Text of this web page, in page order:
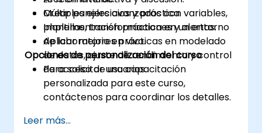
Crear paneles avanzados con variables,
plantillas, transformaciones y alertas.
Aplicar mejores prácticas en modelado
de datos, ajuste de rendimiento y control
de acceso de usuarios.
Múltiples ejercicios y práctica.
Implementación práctica en un entorno
de laboratorio en vivo.
Opciones de personalización del curso
Para solicitar una capacitación
personalizada para este curso,
contáctenos para coordinar los detalles.
Leer más...